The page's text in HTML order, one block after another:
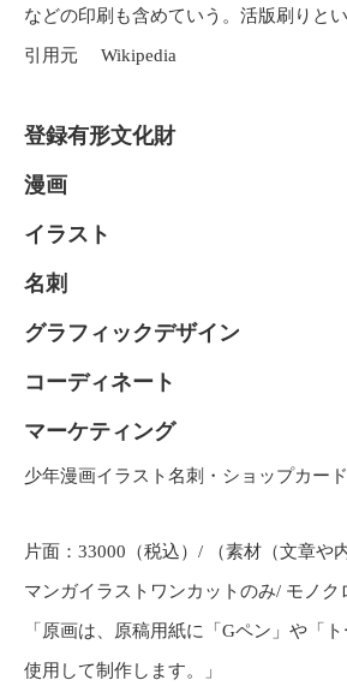
などの印刷も含めていう。活版刷りと
引用元 Wikipedia
登録有形文化財
漫画
イラスト
名刺
グラフィックデザイン
コーディネート
マーケティング
少年漫画イラスト名刺・ショップカー
片面：33000（税込）/ （素材（文章や
マンガイラストワンカットのみ/ モノク
「原画は、原稿用紙に「Gペン」や「
使用して制作します。」